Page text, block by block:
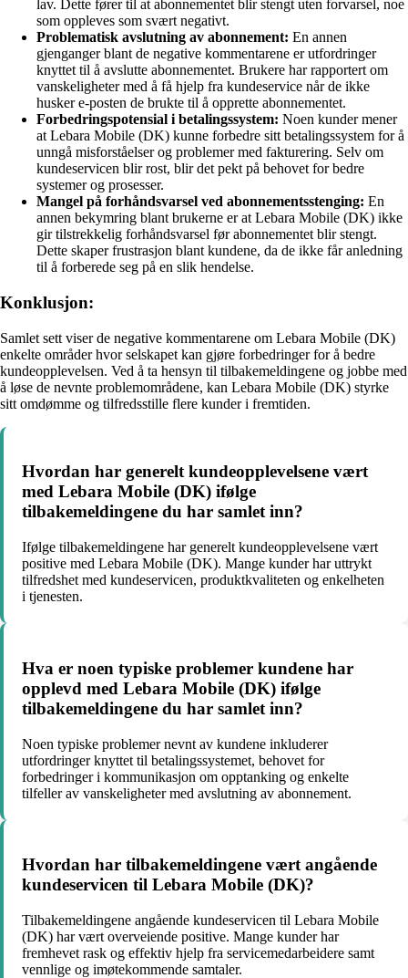
lav. Dette fører til at abonnementet blir stengt uten forvarsel, noe
som oppleves som svært negativt.
Problematisk avslutning av abonnement: En annen
gjenganger blant de negative kommentarene er utfordringer
knyttet til å avslutte abonnementet. Brukere har rapportert om
vanskeligheter med å få hjelp fra kundeservice når de ikke
husker e-posten de brukte til å opprette abonnementet.
Forbedringspotensial i betalingssystem: Noen kunder mener
at Lebara Mobile (DK) kunne forbedre sitt betalingssystem for å
unngå misforståelser og problemer med fakturering. Selv om
kundeservicen blir rost, blir det pekt på behovet for bedre
systemer og prosesser.
Mangel på forhåndsvarsel ved abonnementsstenging: En
annen bekymring blant brukerne er at Lebara Mobile (DK) ikke
gir tilstrekkelig forhåndsvarsel før abonnementet blir stengt.
Dette skaper frustrasjon blant kundene, da de ikke får anledning
til å forberede seg på en slik hendelse.
Konklusjon:
Samlet sett viser de negative kommentarene om Lebara Mobile (DK)
enkelte områder hvor selskapet kan gjøre forbedringer for å bedre
kundeopplevelsen. Ved å ta hensyn til tilbakemeldingene og jobbe med
å løse de nevnte problemområdene, kan Lebara Mobile (DK) styrke
sitt omdømme og tilfredsstille flere kunder i fremtiden.
Hvordan har generelt kundeopplevelsene vært
med Lebara Mobile (DK) ifølge
tilbakemeldingene du har samlet inn?
Ifølge tilbakemeldingene har generelt kundeopplevelsene vært
positive med Lebara Mobile (DK). Mange kunder har uttrykt
tilfredshet med kundeservicen, produktkvaliteten og enkelheten
i tjenesten.
Hva er noen typiske problemer kundene har
opplevd med Lebara Mobile (DK) ifølge
tilbakemeldingene du har samlet inn?
Noen typiske problemer nevnt av kundene inkluderer
utfordringer knyttet til betalingssystemet, behovet for
forbedringer i kommunikasjon om opptanking og enkelte
tilfeller av vanskeligheter med avslutning av abonnement.
Hvordan har tilbakemeldingene vært angående
kundeservicen til Lebara Mobile (DK)?
Tilbakemeldingene angående kundeservicen til Lebara Mobile
(DK) har vært overveiende positive. Mange kunder har
fremhevet rask og effektiv hjelp fra servicemedarbeidere samt
vennlige og imøtekommende samtaler.